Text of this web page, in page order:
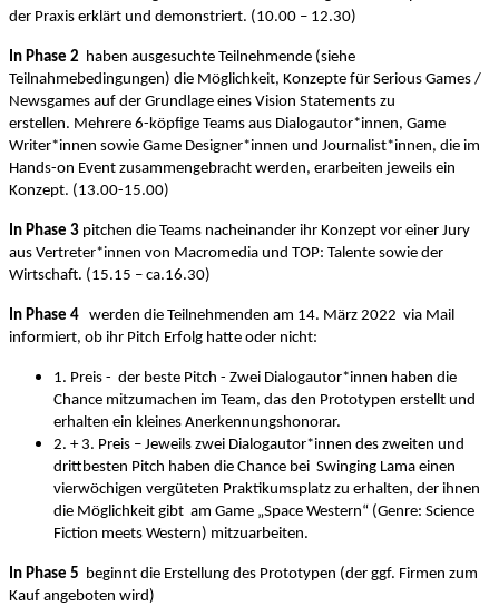
der Praxis erklärt und demonstriert. (10.00 – 12.30)
In Phase 2 haben ausgesuchte Teilnehmende (siehe
Teilnahmebedingungen) die Möglichkeit, Konzepte für Serious Games /
Newsgames auf der Grundlage eines Vision Statements zu
erstellen. Mehrere 6-köpfige Teams aus Dialogautor*innen, Game
Writer*innen sowie Game Designer*innen und Journalist*innen, die im
Hands-on Event zusammengebracht werden, erarbeiten jeweils ein
Konzept. (13.00-15.00)
In Phase 3 pitchen die Teams nacheinander ihr Konzept vor einer Jury
aus Vertreter*innen von Macromedia und TOP: Talente sowie der
Wirtschaft. (15.15 – ca.16.30)
In Phase 4 werden die Teilnehmenden am 14. März 2022 via Mail
informiert, ob ihr Pitch Erfolg hatte oder nicht:
1. Preis - der beste Pitch - Zwei Dialogautor*innen haben die
Chance mitzumachen im Team, das den Prototypen erstellt und
erhalten ein kleines Anerkennungshonorar.
2. + 3. Preis – Jeweils zwei Dialogautor*innen des zweiten und
drittbesten Pitch haben die Chance bei Swinging Lama einen
vierwöchigen vergüteten Praktikumsplatz zu erhalten, der ihnen
die Möglichkeit gibt am Game „Space Western“ (Genre: Science
Fiction meets Western) mitzuarbeiten.
In Phase 5 beginnt die Erstellung des Prototypen (der ggf. Firmen zum
Kauf angeboten wird)